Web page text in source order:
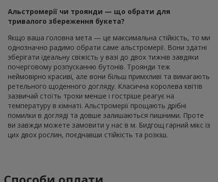
Альстромерії чи троянди — що обрати для
тривалого збереження букета?
Якщо ваша головна мета — це максимальна стійкість, то ми
однозначно радимо обрати саме альстромерії. Вони здатні
зберігати ідеальну свіжість у вазі до двох тижнів завдяки
почерговому розпусканню бутонів. Троянди теж
неймовірно красиві, але вони більш примхливі та вимагають
ретельного щоденного догляду. Класична королева квітів
зазвичай стоїть трохи менше і гостріше реагує на
температуру в кімнаті. Альстромерії прощають дрібні
помилки в догляді та довше залишаються пишними. Проте
ви завжди можете замовити у нас в м. Бидгощ гарний мікс із
цих двох рослин, поєднавши стійкість та розкіш.